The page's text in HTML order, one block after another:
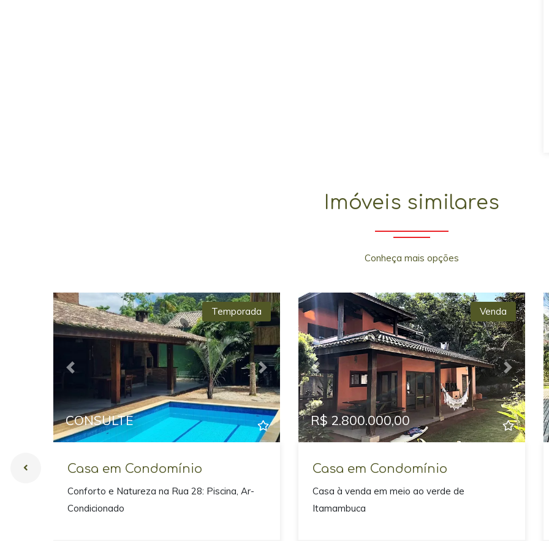
Imóveis similares
Conheça mais opções
Previous Next
Temporada
CONSULTE
Casa em Condomínio
Conforto e Natureza na Rua 28: Piscina, Ar-
Condicionado
Previous Next
Venda
R$ 2.800.000,00
Casa em Condomínio
Casa à venda em meio ao verde de
Itamambuca